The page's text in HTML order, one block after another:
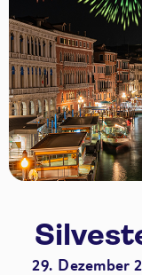
29. Dezember